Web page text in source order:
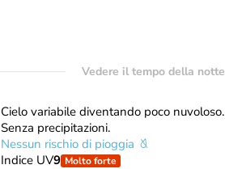
Vedere il tempo della notte
Cielo variabile diventando poco nuvoloso.
Senza precipitazioni.
Nessun rischio di pioggia
Indice UV9 Molto forte